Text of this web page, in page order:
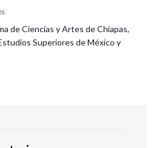
de Ciencias y Artes de Chiapas,
Superiores de México y